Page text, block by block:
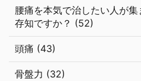
腰痛を本気で治したい人が
存知ですか？ (52)
頭痛 (43)
骨盤力 (32)